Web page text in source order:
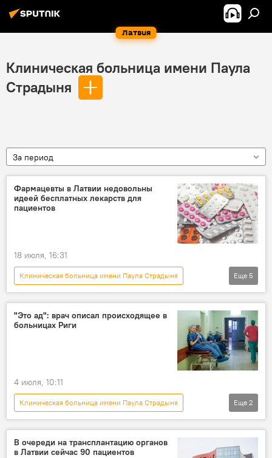
Латвия
Клиническая больница имени Паула
Страдыня
За период
Фармацевты в Латвии недовольны
идеей бесплатных лекарств для
пациентов
18 июля, 16:31
Клиническая больница имени Паула Страдыня
Новости Латвии
Латвия
правительство Латвии
антибиотики
фармацевт
Еще 5
"Это ад": врач описал происходящее в
больницах Риги
4 июля, 10:11
Клиническая больница имени Паула Страдыня
Новости Латвии
Латвия
Еще 2
В очереди на трансплантацию органов
в Латвии сейчас 90 пациентов